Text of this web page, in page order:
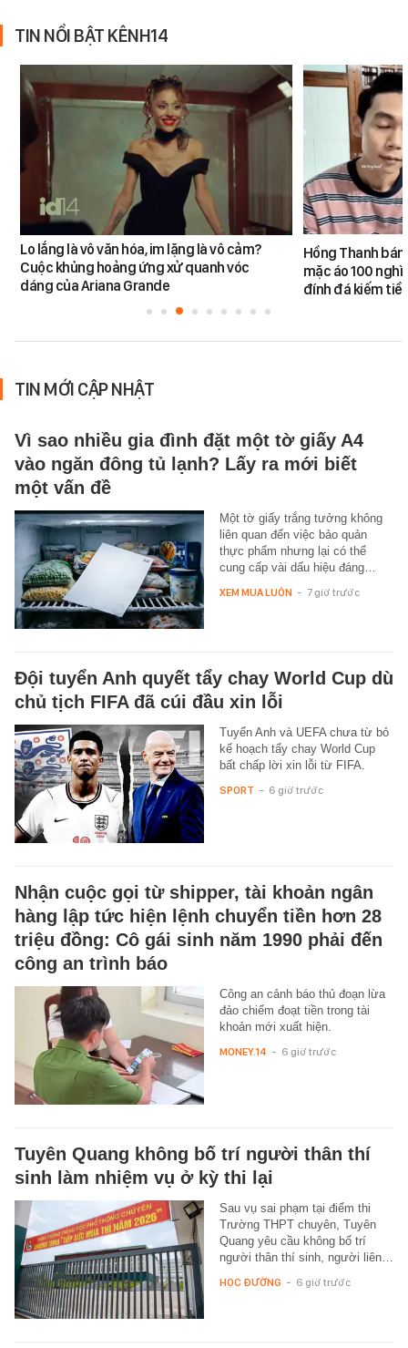
TIN NỔI BẬT KÊNH14
Lo lắng là vô văn hóa, im lặng là vô cảm?
Cuộc khủng hoảng ứng xử quanh vóc
dáng của Ariana Grande
Hồng Thanh
mặc áo 100
đính đá kiếm
TIN MỚI CẬP NHẬT
Vì sao nhiều gia đình đặt một tờ giấy A4
vào ngăn đông tủ lạnh? Lấy ra mới biết
một vấn đề
Một tờ giấy trắng tưởng không
liên quan đến việc bảo quản
thực phẩm nhưng lại có thể
cung cấp vài dấu hiệu đáng…
XEM MUA LUÔN - 7 giờ trước
Đội tuyển Anh quyết tẩy chay World Cup dù
chủ tịch FIFA đã cúi đầu xin lỗi
Tuyển Anh và UEFA chưa từ bỏ
kế hoạch tẩy chay World Cup
bất chấp lời xin lỗi từ FIFA.
SPORT - 6 giờ trước
Nhận cuộc gọi từ shipper, tài khoản ngân
hàng lập tức hiện lệnh chuyển tiền hơn 28
triệu đồng: Cô gái sinh năm 1990 phải đến
công an trình báo
Công an cảnh báo thủ đoạn lừa
đảo chiếm đoạt tiền trong tài
khoản mới xuất hiện.
MONEY.14 - 6 giờ trước
Tuyên Quang không bố trí người thân thí
sinh làm nhiệm vụ ở kỳ thi lại
Sau vụ sai phạm tại điểm thi
Trường THPT chuyên, Tuyên
Quang yêu cầu không bố trí
người thân thí sinh, người liên…
HỌC ĐƯỜNG - 6 giờ trước